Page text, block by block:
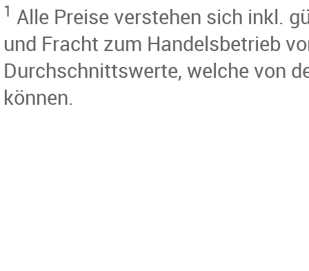
1 Alle Preise verstehen sich inkl.
und Fracht zum Handelsbetrieb
Durchschnittswerte, welche von
können.